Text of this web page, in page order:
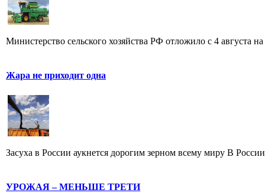
Министерство сельского хозяйства РФ отложило с 4 августа
Жара не приходит одна
Засуха в России аукнется дорогим зерном всему миру В
УРОЖАЯ – МЕНЬШЕ ТРЕТИ